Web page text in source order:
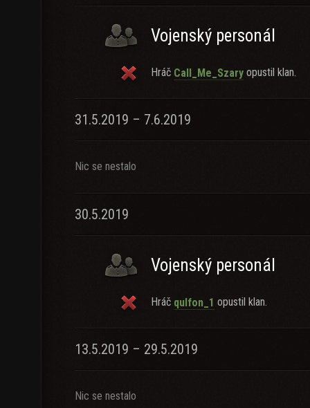
Vojenský personál
Hráč Call_Me_Szary opustil klan.
31.5.2019 – 7.6.2019
Nic se nestalo
30.5.2019
Vojenský personál
Hráč qulfon_1 opustil klan.
13.5.2019 – 29.5.2019
Nic se nestalo